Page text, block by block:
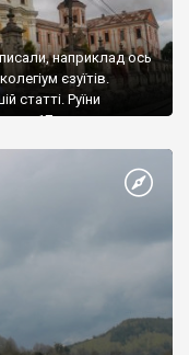
наприклад ось
єзуїтів.
статті. Руїни
17 ст.
церква. 1887 –